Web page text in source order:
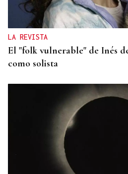
LA REVISTA
El "folk vulnerable" de Inés
como solista